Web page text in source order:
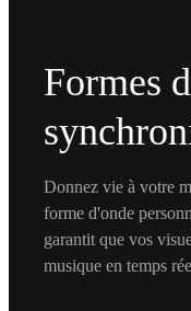
Formes
Donnez vie à votre
forme d'onde
garantit que vos
musique en temps